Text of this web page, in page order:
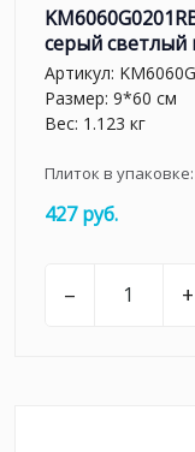
серый светлый
Артикул:
Размер: 9*60 см
Вес: 1.123 кг
Плиток в упаковке:
427 руб.
– +